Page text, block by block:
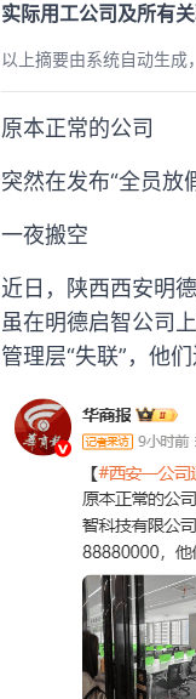
实际用工公司及所有
以上摘要由系统自动生成
原本正常的公司
突然在发布“全员放
一夜搬空
近日，陕西西安明
虽在明德启智公司
管理层“失联”，他